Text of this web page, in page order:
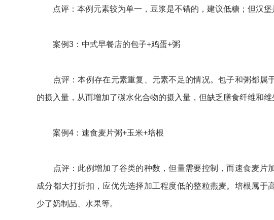
点评：本例元素较为单一，豆浆是不错的，建议低糖；但汉堡
案例3：中式早餐店的包子+鸡蛋+粥
点评：本例存在元素重复、元素不足的情况。包子和粥都属
的摄入量，从而增加了碳水化合物的摄入量，但缺乏膳食纤维和维
案例4：速食麦片粥+玉米+培根
点评：此例增加了谷类的种数，但量需要控制，而速食麦片
成分都大打折扣，应优先选择加工程度低的整粒燕麦。培根属
少了奶制品、水果等。